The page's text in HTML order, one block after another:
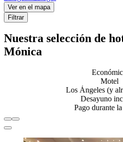
Ver en el mapa
Filtrar
Nuestra selección de
Mónica
Motel
Los Ángeles (y
Desayuno
Pago durante la